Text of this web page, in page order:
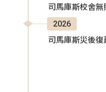
司馬庫斯校舍
2026
司馬庫斯災後